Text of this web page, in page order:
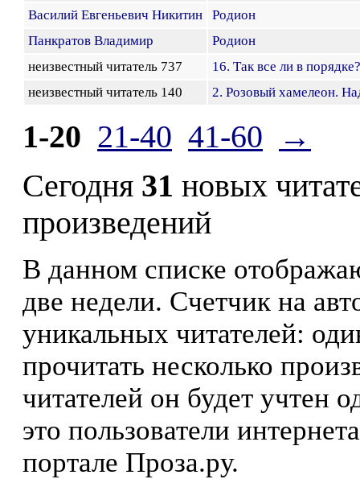
Василий Евгеньевич Никитин
Родион
Панкратов Владимир
Родион
неизвестный читатель 737
16. Так все ли в порядке?
неизвестный читатель 140
2. Розовый хамелеон.
1-20 21-40 41-60
→
Сегодня 31 новых
произведений
В данном списке
две недели. Счетчик на
уникальных читателей:
прочитать несколько
читателей он будет учтен
это пользователи
портале Проза.ру.